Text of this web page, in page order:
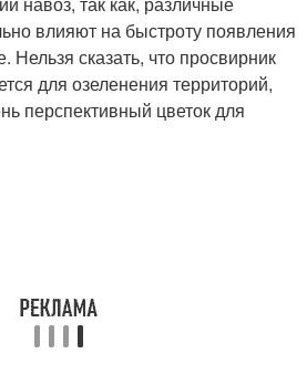
влияют на быстроту появления
Нельзя сказать, что просвирник
для озеленения территорий,
перспективный цветок для